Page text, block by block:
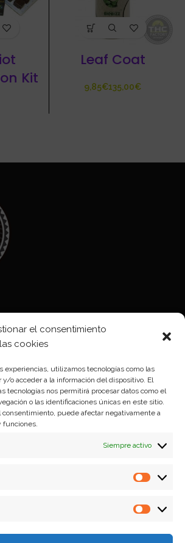
el consentimiento
cookies
experiencias, utilizamos tecnologías como las
y/o acceder a la información del dispositivo. El
tecnologías nos permitirá procesar datos como el
o las identificaciones únicas en este sitio.
consentimiento, puede afectar negativamente a
funciones.
Siempre activo
Kit
Leaf Coat
€ €
de envio